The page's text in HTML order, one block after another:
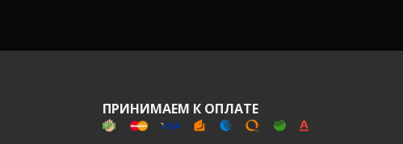
ПРИНИМАЕМ К ОПЛАТЕ